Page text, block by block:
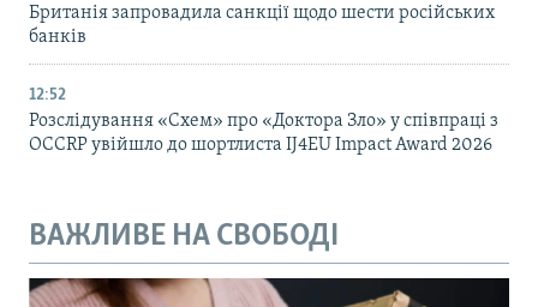
Британія запровадила санкції щодо шести російських
банків
12:52
Розслідування «Схем» про «Доктора Зло» у співпраці з
OCCRP увійшло до шортлиста IJ4EU Impact Award 2026
ВАЖЛИВЕ НА СВОБОДІ